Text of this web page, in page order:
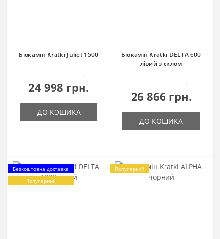
Біокамін Kratki Juliet 1500
24 998 грн.
ДО КОШИКА
Біокамін Kratki DELTA 600
лівий з склом
26 866 грн.
ДО КОШИКА
Безкоштовна доставка
Популярний
Популярний